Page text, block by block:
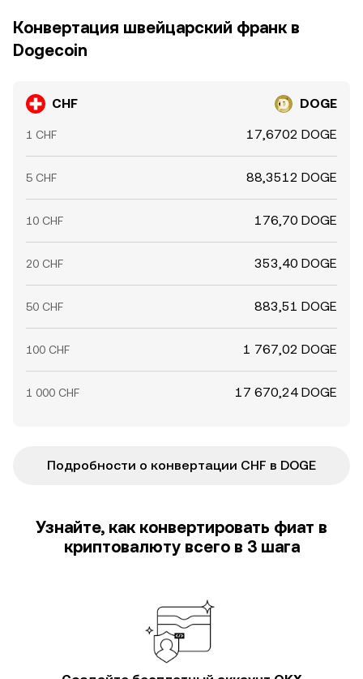
Конвертация швейцарский франк в
Dogecoin
CHF DOGE
1 CHF 17,6702 DOGE
5 CHF 88,3512 DOGE
10 CHF 176,70 DOGE
20 CHF 353,40 DOGE
50 CHF 883,51 DOGE
100 CHF 1 767,02 DOGE
1 000 CHF 17 670,24 DOGE
Подробности о конвертации CHF в DOGE
Узнайте, как конвертировать фиат в
криптовалюту всего в 3 шага